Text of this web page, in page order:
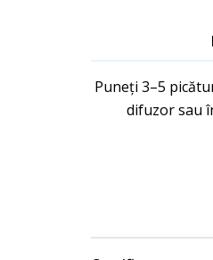
Puneți 3–5
difuzor sau